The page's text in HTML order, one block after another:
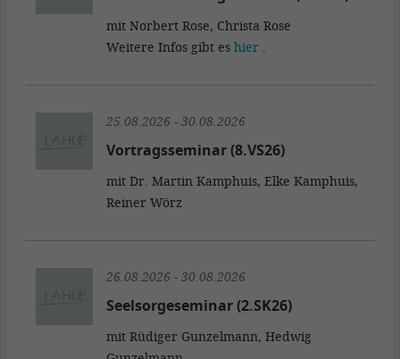
mit Norbert Rose, Christa Rose
Weitere Infos gibt es hier .
25.08.2026 - 30.08.2026
Vortragsseminar (8.VS26)
mit Dr. Martin Kamphuis, Elke Kamphuis,
Reiner Wörz
26.08.2026 - 30.08.2026
Seelsorgeseminar (2.SK26)
mit Rüdiger Gunzelmann, Hedwig